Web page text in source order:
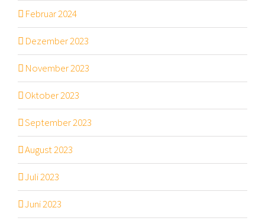
Februar 2024
Dezember 2023
November 2023
Oktober 2023
September 2023
August 2023
Juli 2023
Juni 2023